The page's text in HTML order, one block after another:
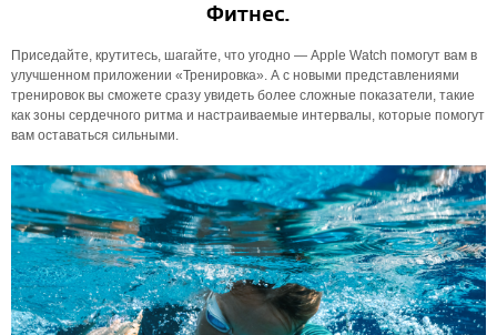
Фитнес.
Приседайте, крутитесь, шагайте, что угодно — Apple Watch помогут вам в
улучшенном приложении «Тренировка». А с новыми представлениями
тренировок вы сможете сразу увидеть более сложные показатели, такие
как зоны сердечного ритма и настраиваемые интервалы, которые помогут
вам оставаться сильными.